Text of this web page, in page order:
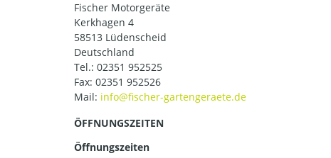
Fischer Motorgeräte
Kerkhagen 4
58513 Lüdenscheid
Deutschland
Tel.: 02351 952525
Fax: 02351 952526
Mail:
ÖFFNUNGSZEITEN
Öffnungszeiten